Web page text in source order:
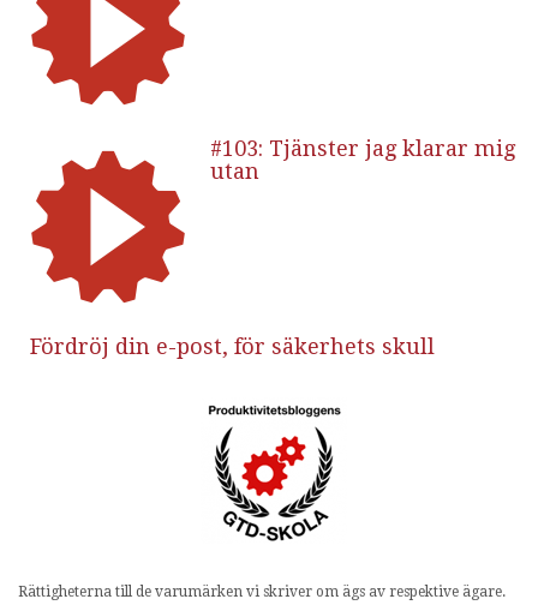
#103: Tjänster jag klarar mig
utan
Fördröj din e-post, för säkerhets skull
Rättigheterna till de varumärken vi skriver om ägs av respektive ägare.